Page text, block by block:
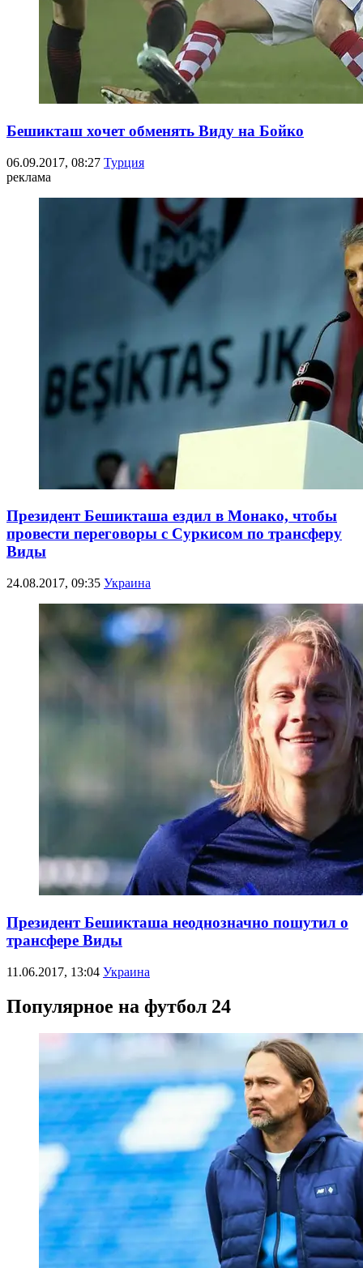
Бешикташ хочет обменять Виду на Бойко
06.09.2017, 08:27 Турция
реклама
Президент Бешикташа ездил в Монако, чтобы
провести переговоры с Суркисом по трансферу
Виды
24.08.2017, 09:35 Украина
Президент Бешикташа неоднозначно пошутил о
трансфере Виды
11.06.2017, 13:04 Украина
Популярное на футбол 24